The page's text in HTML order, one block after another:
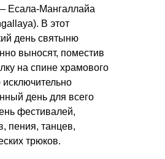
Есала-Мангаллайа
В этот
день святыню
выносят, поместив
на спине храмового
день для всего
фестивалей,
пения, танцев,
трюков.